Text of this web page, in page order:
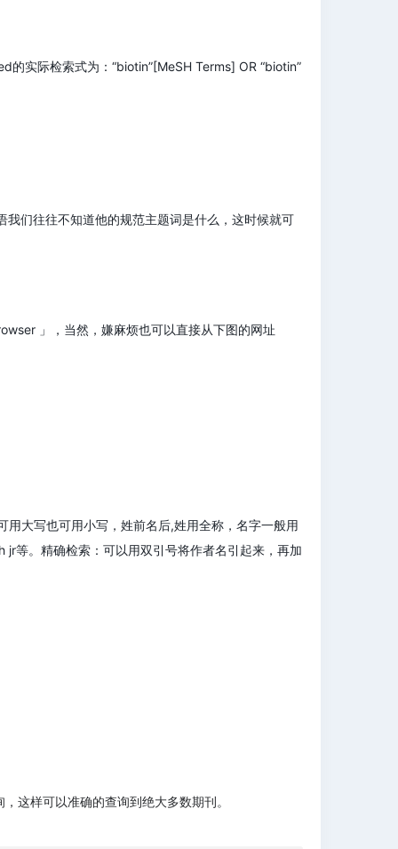
的实际检索式为：“biotin”[MeSH Terms] OR “biotin”
们往往不知道他的规范主题词是什么，这时候就可
」，当然，嫌麻烦也可以直接从下图的网址
大写也可用小写，姓前名后,姓用全称，名字一般用
等。精确检索：可以用双引号将作者名引起来，再加
这样可以准确的查询到绝大多数期刊。